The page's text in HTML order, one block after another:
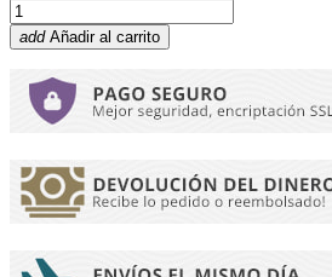
add Añadir al carrito